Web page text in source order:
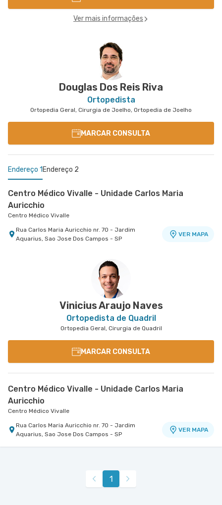
Ver mais informações
Douglas Dos Reis Riva
Ortopedista
Ortopedia Geral, Cirurgia de Joelho, Ortopedia de Joelho
MARCAR CONSULTA
Endereço 1 Endereço 2
Centro Médico Vivalle - Unidade Carlos Maria
Auricchio
Centro Médico Vivalle
Rua Carlos Maria Auricchio nr. 70 - Jardim
Aquarius, Sao Jose Dos Campos - SP
VER MAPA
Rua Quinze de Novembro nr. 45 - Centro, Jacarei
Vinicius Araujo Naves
Ortopedista de Quadril
Ortopedia Geral, Cirurgia de Quadril
MARCAR CONSULTA
Centro Médico Vivalle - Unidade Carlos Maria
Auricchio
Centro Médico Vivalle
Rua Carlos Maria Auricchio nr. 70 - Jardim
Aquarius, Sao Jose Dos Campos - SP
VER MAPA
1